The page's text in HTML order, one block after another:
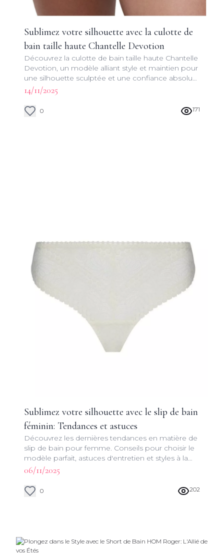
Sublimez votre silhouette avec la culotte de
bain taille haute Chantelle Devotion
Découvrez la culotte de bain taille haute Chantelle
Devotion, un modèle alliant style et maintien pour
une silhouette sculptée et une confiance absolue
au bord de la piscine ou à la plage.
14/11/2025
0 171
Sublimez votre silhouette avec le slip de bain
féminin: Tendances et astuces
Découvrez les dernières tendances en matière de
slip de bain pour femme. Conseils pour choisir le
modèle parfait, astuces d'entretien et styles à la
mode pour cet été.
06/11/2025
0 202